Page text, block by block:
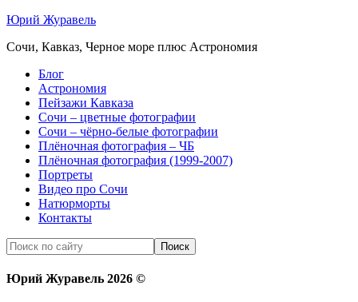
Юрий Журавель
Сочи, Кавказ, Черное море плюс Астрономия
Блог
Астрономия
Пейзажи Кавказа
Сочи – цветные фотографии
Сочи – чёрно-белые фотографии
Плёночная фотография – ЧБ
Плёночная фотография (1999-2007)
Портреты
Видео про Сочи
Натюрморты
Контакты
Юрий Журавель 2026 ©